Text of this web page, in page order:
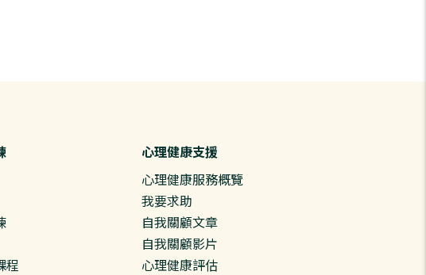
程
心理健康支援
心理健康服務概覽
我要求助
自我關顧文章
自我關顧影片
心理健康評估